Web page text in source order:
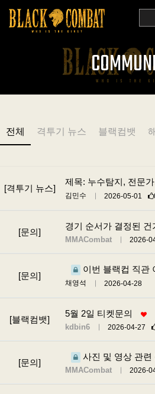
전체 격투기 뉴스 블랙컴뱃
[격투기 뉴스]
제목: 누수탐지, 전문
김민수 2026-05-01
[문의]
경기 순서가 결정된 건
MMACombat 2026-
[문의]
이번 블랙컵 직관
채영석 2026-04-28
[블랙컴뱃]
5월 2일 티켓문의
kdbin6 2026-04-27
[문의]
사진 및 영상 관련
MMACombat 2026-